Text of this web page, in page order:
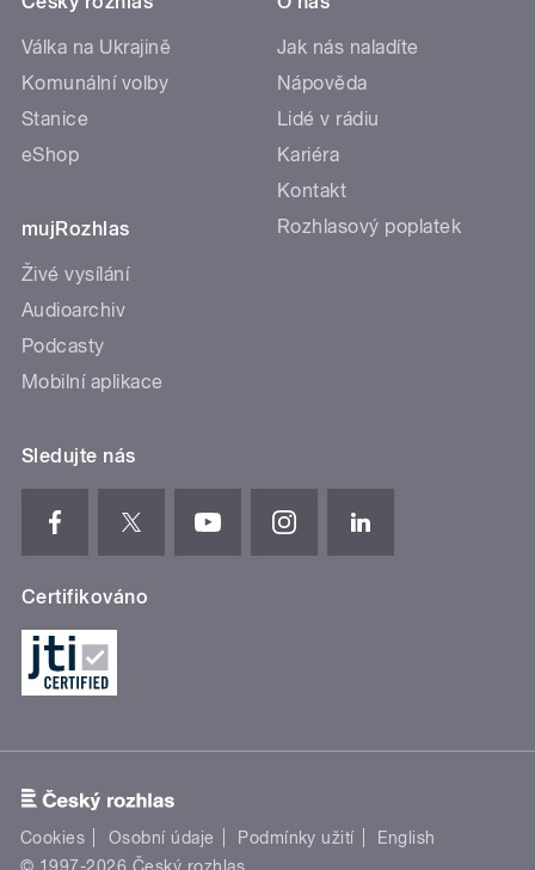
Válka na Ukrajině
Komunální volby
Stanice
eShop
mujRozhlas
Živé vysílání
Audioarchiv
Podcasty
Mobilní aplikace
Jak nás naladíte
Nápověda
Lidé v rádiu
Kariéra
Kontakt
Rozhlasový poplatek
Sledujte nás
Certifikováno
Cookies Osobní údaje Podmínky užití
English
© 1997-2026 Český rozhlas